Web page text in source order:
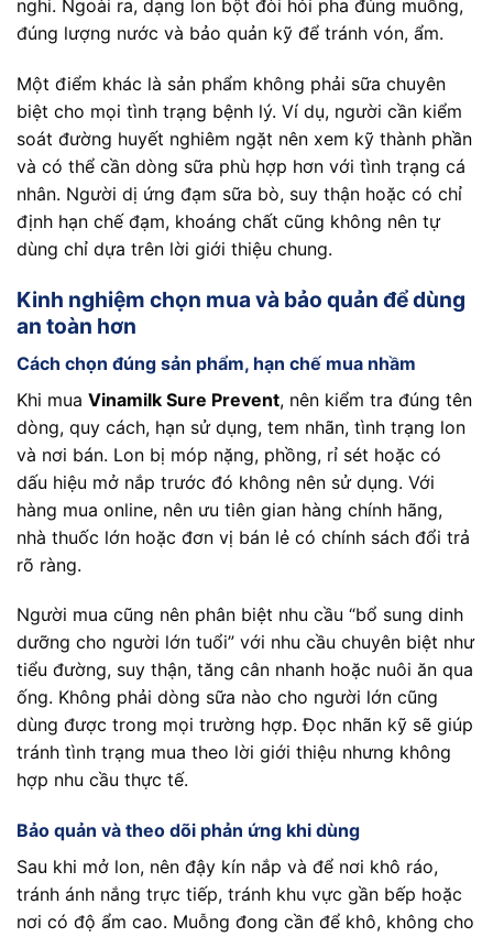
nghi. Ngoài ra, dạng lon bột đòi hỏi pha đúng muỗng,
đúng lượng nước và bảo quản kỹ để tránh vón, ẩm.
Một điểm khác là sản phẩm không phải sữa chuyên
biệt cho mọi tình trạng bệnh lý. Ví dụ, người cần kiểm
soát đường huyết nghiêm ngặt nên xem kỹ thành phần
và có thể cần dòng sữa phù hợp hơn với tình trạng cá
nhân. Người dị ứng đạm sữa bò, suy thận hoặc có chỉ
định hạn chế đạm, khoáng chất cũng không nên tự
dùng chỉ dựa trên lời giới thiệu chung.
Kinh nghiệm chọn mua và bảo quản để dùng
an toàn hơn
Cách chọn đúng sản phẩm, hạn chế mua nhầm
Khi mua Vinamilk Sure Prevent, nên kiểm tra đúng tên
dòng, quy cách, hạn sử dụng, tem nhãn, tình trạng lon
và nơi bán. Lon bị móp nặng, phồng, rỉ sét hoặc có
dấu hiệu mở nắp trước đó không nên sử dụng. Với
hàng mua online, nên ưu tiên gian hàng chính hãng,
nhà thuốc lớn hoặc đơn vị bán lẻ có chính sách đổi trả
rõ ràng.
Người mua cũng nên phân biệt nhu cầu “bổ sung dinh
dưỡng cho người lớn tuổi” với nhu cầu chuyên biệt như
tiểu đường, suy thận, tăng cân nhanh hoặc nuôi ăn qua
ống. Không phải dòng sữa nào cho người lớn cũng
dùng được trong mọi trường hợp. Đọc nhãn kỹ sẽ giúp
tránh tình trạng mua theo lời giới thiệu nhưng không
hợp nhu cầu thực tế.
Bảo quản và theo dõi phản ứng khi dùng
Sau khi mở lon, nên đậy kín nắp và để nơi khô ráo,
tránh ánh nắng trực tiếp, tránh khu vực gần bếp hoặc
nơi có độ ẩm cao. Muỗng đong cần để khô, không cho